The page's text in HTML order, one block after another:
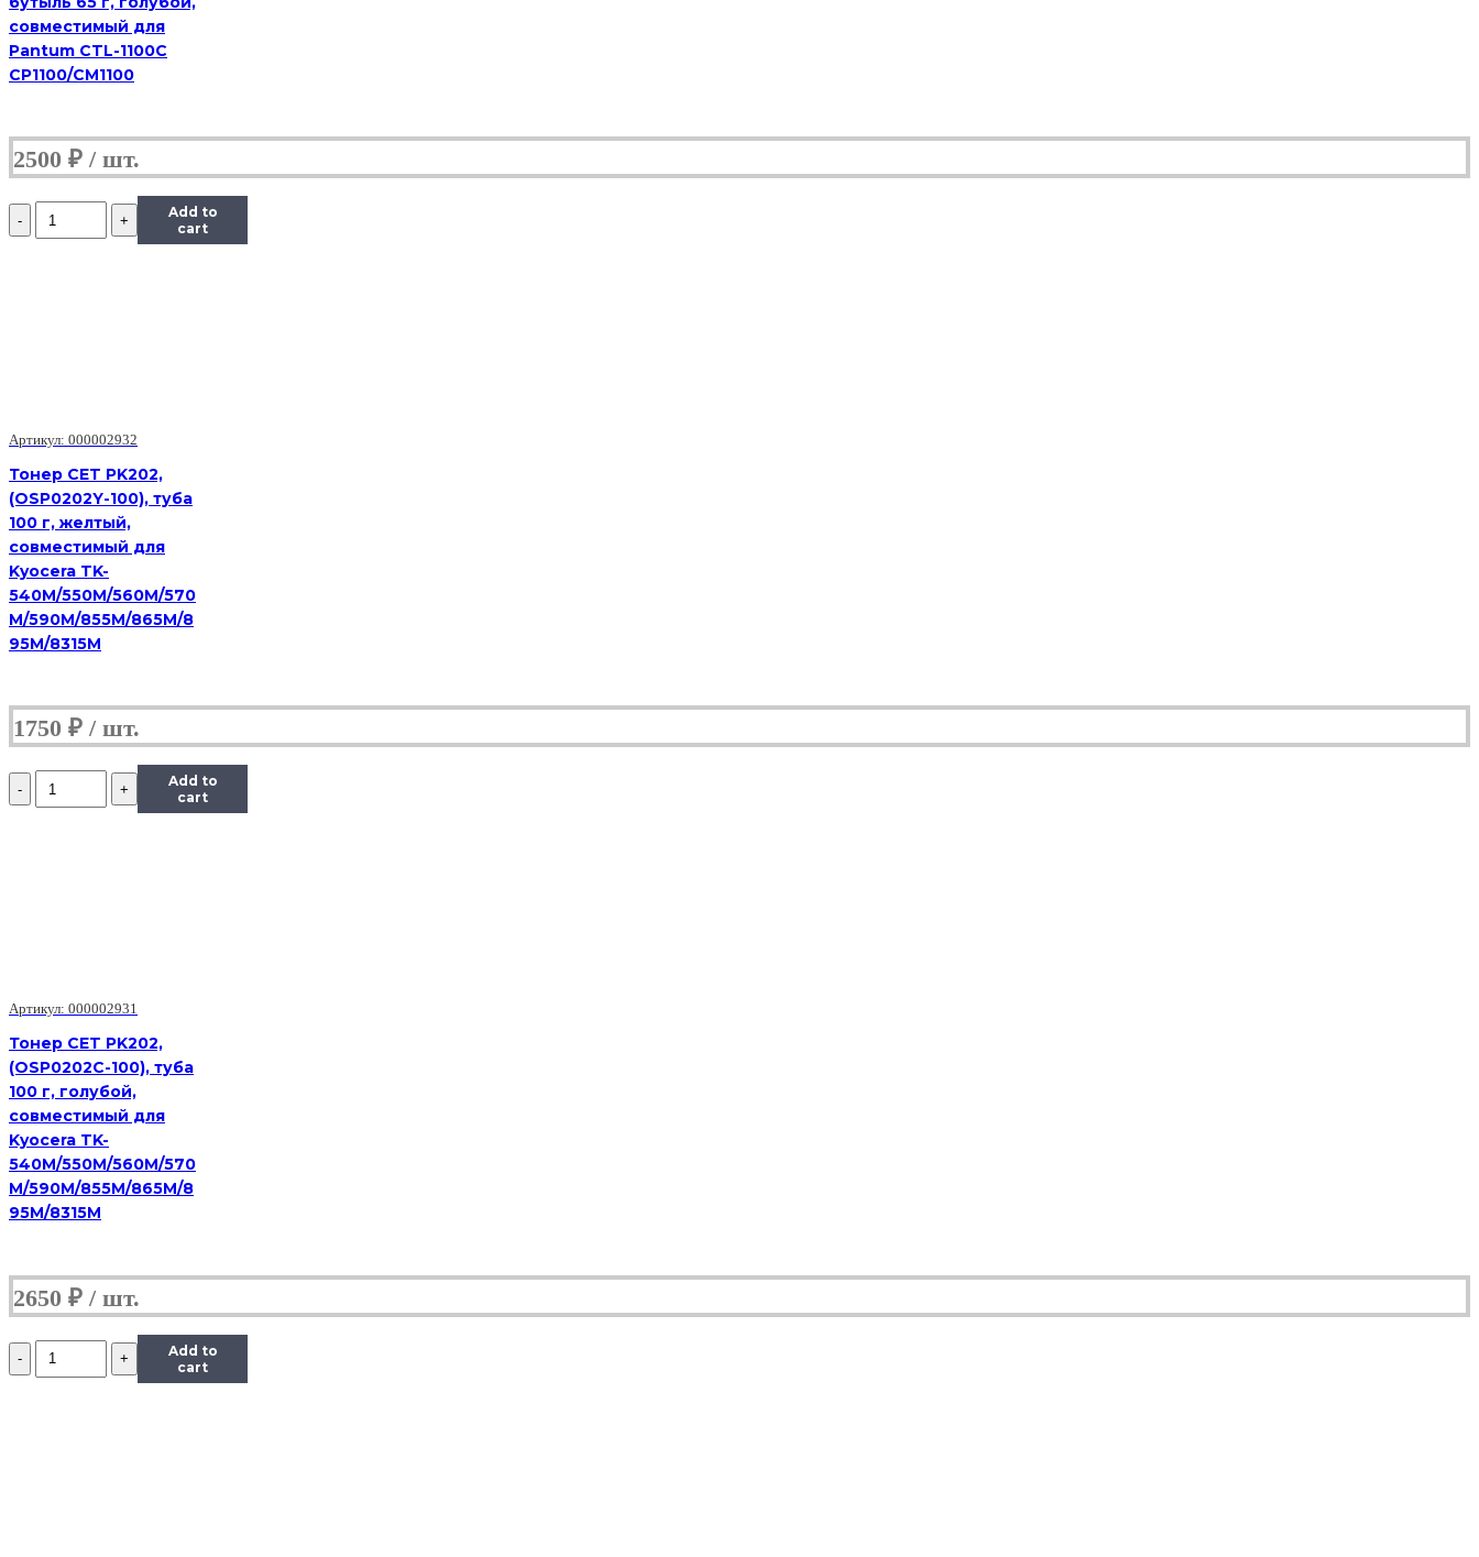
совместимый для
Pantum CTL-1100C
CP1100/CM1100
2500 ₽
Количество
Тонер
M,
585
г,
канистра
Add to
cart
Артикул: 000002932
Тонер CET PK202,
(OSP0202Y-100), туба
100 г, желтый,
совместимый для
Kyocera TK-
540M/550M/560M/570
M/590M/855M/865M/8
95M/8315M
1750 ₽
Количество
Тонер
M,
585
г,
канистра
Add to
cart
Артикул: 000002931
Тонер CET PK202,
(OSP0202C-100), туба
100 г, голубой,
совместимый для
Kyocera TK-
540M/550M/560M/570
M/590M/855M/865M/8
95M/8315M
2650 ₽
Количество
Тонер
Add to
cart